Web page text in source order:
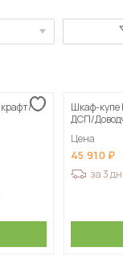
Шкаф-купе
ДСП/
Цена
45 910
за 3